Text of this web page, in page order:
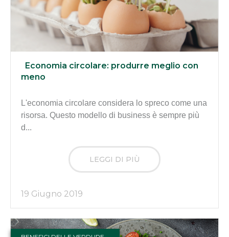
Economia circolare: produrre meglio con
meno
L'economia circolare considera lo spreco come una
risorsa. Questo modello di business è sempre più
d...
LEGGI DI PIÙ
19 Giugno 2019